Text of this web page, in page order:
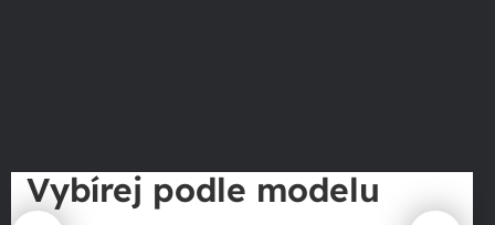
Vybírej podle modelu